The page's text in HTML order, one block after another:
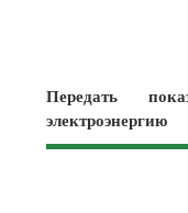
Передать
электроэнергию